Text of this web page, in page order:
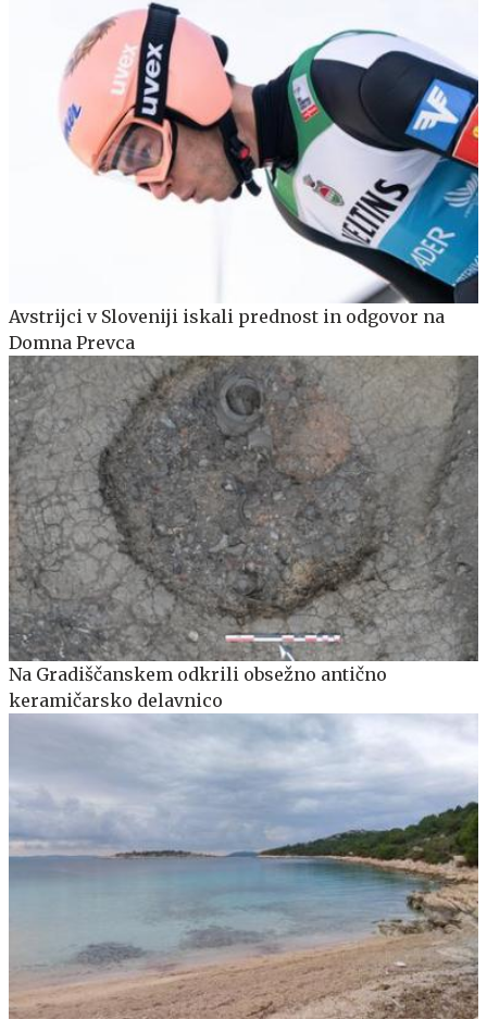
Avstrijci v Sloveniji iskali prednost in odgovor na
Domna Prevca
Na Gradiščanskem odkrili obsežno antično
keramičarsko delavnico